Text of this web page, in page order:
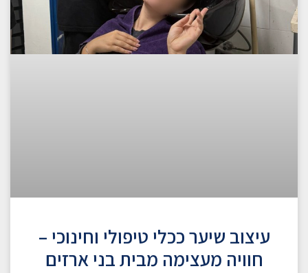
עיצוב שיער ככלי טיפולי וחינוכי –
חוויה מעצימה מבית בני ארזים